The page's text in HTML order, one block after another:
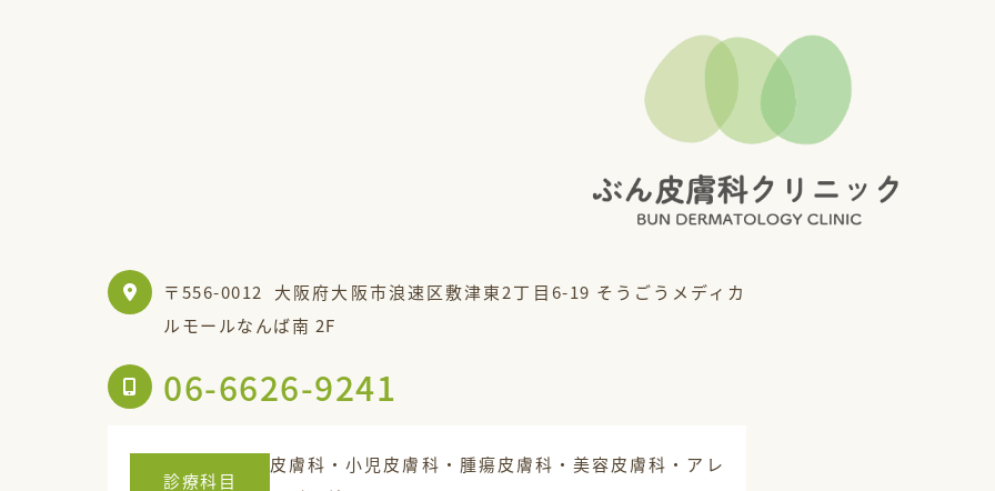
〒556-0012
大阪府大阪市浪速区敷津東2丁目6-19 そうごうメディカ
ルモールなんば南 2F
06-6626-9241
診療科目
皮膚科・小児皮膚科・腫瘍皮膚科・美容皮膚科・アレ